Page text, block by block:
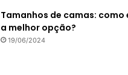
Tamanhos de camas: como
a melhor opção?
19/06/2024